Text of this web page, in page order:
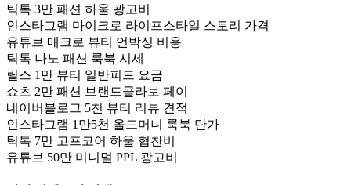
틱톡 3만 패션 하울 광고비
인스타그램 마이크로 라이프스타일 스토리 가격
유튜브 매크로 뷰티 언박싱 비용
틱톡 나노 패션 룩북 시세
릴스 1만 뷰티 일반피드 요금
쇼츠 2만 패션 브랜드콜라보 페이
네이버블로그 5천 뷰티 리뷰 견적
인스타그램 1만5천 올드머니 룩북 단가
틱톡 7만 고프코어 하울 협찬비
유튜브 50만 미니멀 PPL 광고비